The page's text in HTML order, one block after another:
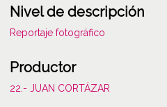
Nivel de descripción
Reportaje fotográfico
Productor
22.- JUAN CORTÁZAR